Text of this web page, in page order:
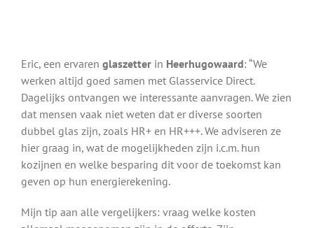
Eric, een ervaren glaszetter in Heerhugowaard: “We
werken altijd goed samen met Glasservice Direct.
Dagelijks ontvangen we interessante aanvragen. We zien
dat mensen vaak niet weten dat er diverse soorten
dubbel glas zijn, zoals HR+ en HR+++. We adviseren ze
hier graag in, wat de mogelijkheden zijn i.c.m. hun
kozijnen en welke besparing dit voor de toekomst kan
geven op hun energierekening.
Mijn tip aan alle vergelijkers: vraag welke kosten